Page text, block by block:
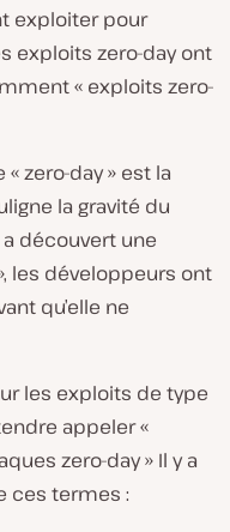
exploiter pour
exploits zero-day ont
« exploits zero-
zero-day » est la
la gravité du
découvert une
les développeurs ont
qu’elle ne
les exploits de type
appeler «
zero-day » Il y a
ces termes :